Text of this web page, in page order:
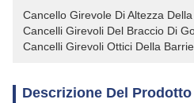
Cancello Girevole Di Altezza Della
Cancelli Girevoli Del Braccio Di
Cancelli Girevoli Ottici Della
Descrizione Del Prodotto